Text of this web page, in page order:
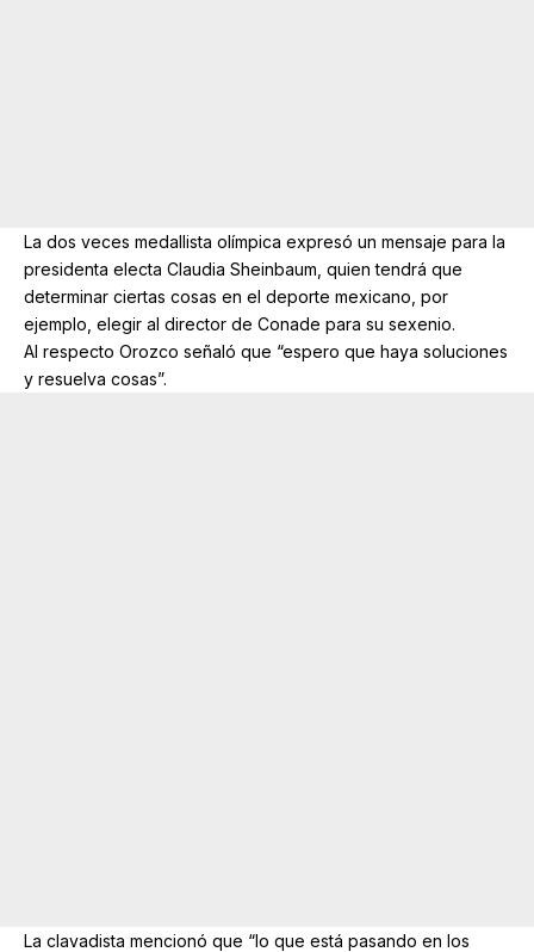
La dos veces medallista olímpica expresó un mensaje para la
presidenta electa Claudia Sheinbaum, quien tendrá que
determinar ciertas cosas en el deporte mexicano, por
ejemplo, elegir al director de Conade para su sexenio.
Al respecto Orozco señaló que “espero que haya soluciones
y resuelva cosas”.
La clavadista mencionó que “lo que está pasando en los